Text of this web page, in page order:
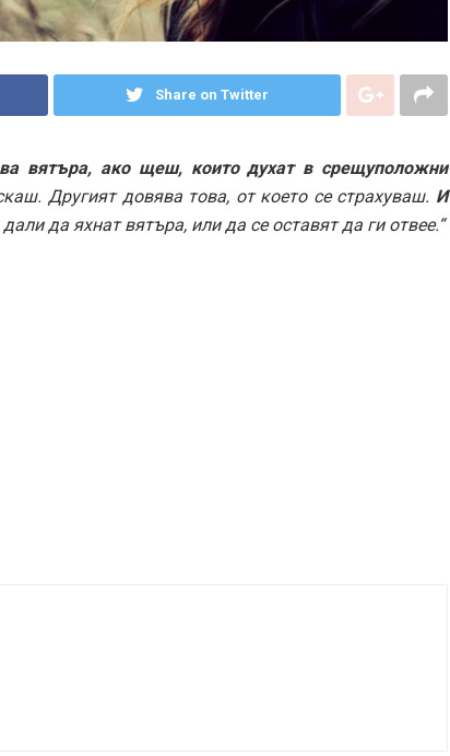
Share on Twitter
вятъра, ако щеш, които духат в срещуположни
Другият довява това, от което се страхуваш. И
да яхнат вятъра, или да се оставят да ги отвее.“